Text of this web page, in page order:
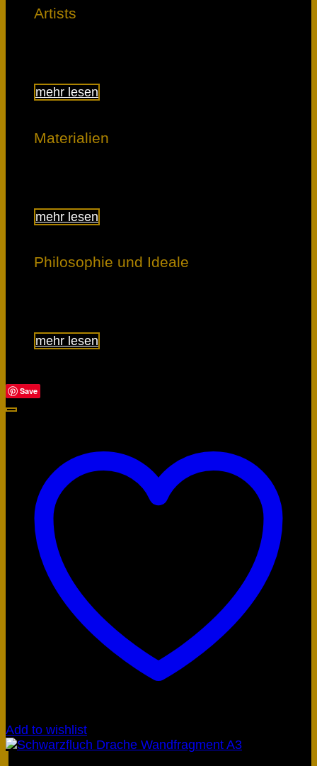
Artists
mehr lesen
Materialien
mehr lesen
Philosophie und Ideale
mehr lesen
Save
Add to wishlist